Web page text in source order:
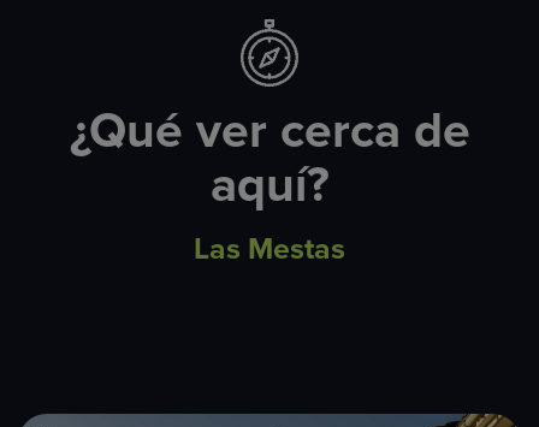
¿Qué ver cerca de
aquí?
Las Mestas